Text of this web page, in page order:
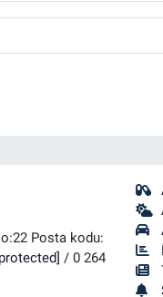
Posta kodu:
/ 0 264